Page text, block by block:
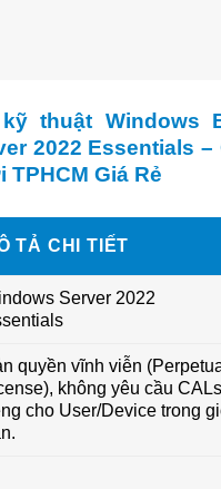
thuật Windows
2022 Essentials –
TPHCM Giá Rẻ
TẢ CHI TIẾT
Server 2022
quyền vĩnh viễn
không yêu cầu CALs
cho User/Device trong